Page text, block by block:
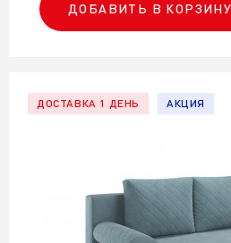
ДОБАВИТЬ В КОРЗИНУ
ДОСТАВКА 1 ДЕНЬ АКЦИЯ